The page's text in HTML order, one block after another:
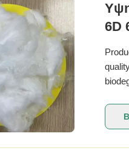
6D